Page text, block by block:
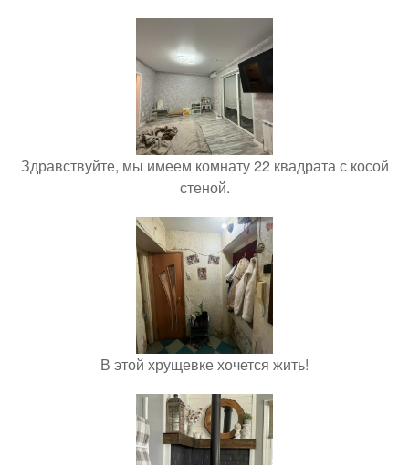
Здравствуйте, мы имеем комнату 22 квадрата с косой
стеной.
В этой хрущевке хочется жить!